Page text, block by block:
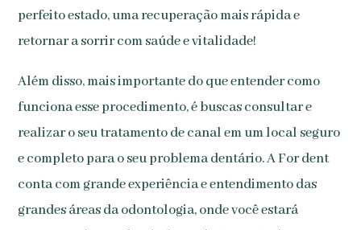
perfeito estado, uma recuperação mais rápida e
retornar a sorrir com saúde e vitalidade!
Além disso, mais importante do que entender como
funciona esse procedimento, é buscas consultar e
realizar o seu tratamento de canal em um local seguro
e completo para o seu problema dentário. A For dent
conta com grande experiência e entendimento das
grandes áreas da odontologia, onde você estará